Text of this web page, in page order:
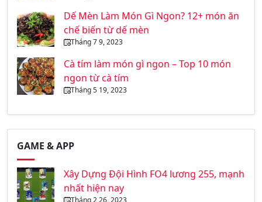
Dế Mèn Làm Món Gì Ngon? 12+ món ăn
chế biến từ dế mèn
Tháng 7 9, 2023
Cà tím làm món gì ngon – Top 10 món
ngon từ cà tím
Tháng 5 19, 2023
GAME & APP
Xây Dựng Đội Hình FO4 lương 255, mạnh
nhất hiện nay